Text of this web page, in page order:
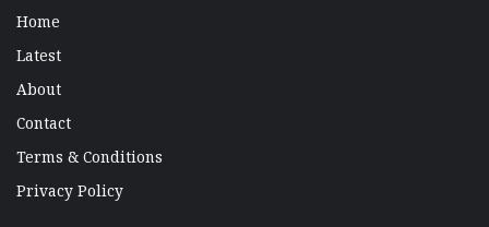
Home
Latest
About
Contact
Terms & Conditions
Privacy Policy